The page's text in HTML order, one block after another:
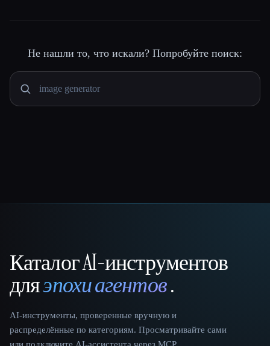
Не нашли то, что искали? Попробуйте поиск:
That AI Collection
Каталог AI-инструментов
дляэпохи агентов.
AI-инструменты, проверенные вручную и
распределённые по категориям. Просматривайте сами